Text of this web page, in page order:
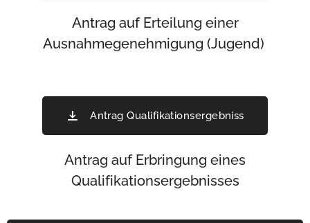
Antrag auf Erteilung einer
Ausnahmegenehmigung (Jugend)
Antrag Qualifikationsergebniss
Antrag auf Erbringung eines
Qualifikationsergebnisses